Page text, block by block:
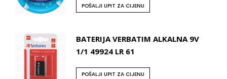
POŠALJI UPIT ZA CIJENU
BATERIJA VERBATIM ALKALNA 9V
1/1 49924 LR 61
POŠALJI UPIT ZA CIJENU